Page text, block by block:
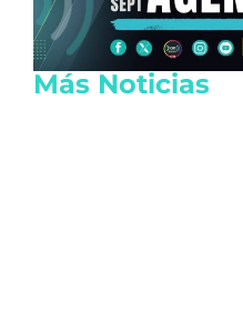
Más Noticias